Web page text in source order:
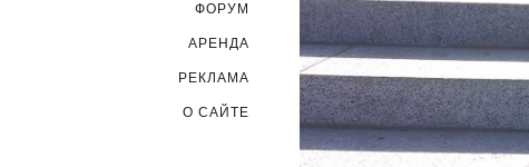
ФОРУМ
АРЕНДА
РЕКЛАМА
О САЙТЕ